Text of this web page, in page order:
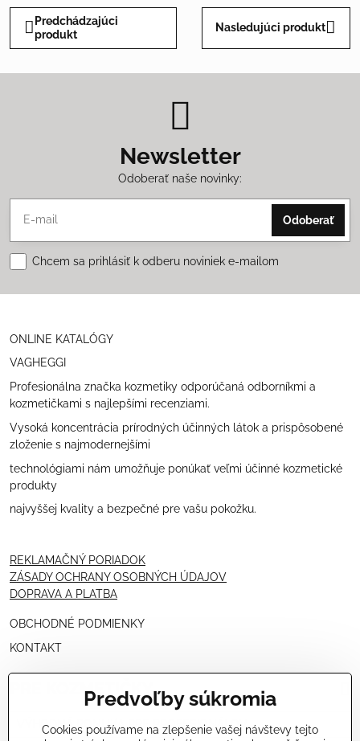
Predchádzajúci
produkt
Nasledujúci produkt
Newsletter
Odoberať naše novinky:
Odoberať
Chcem sa prihlásiť k odberu noviniek e-mailom
ONLINE KATALÓGY
VAGHEGGI
Profesionálna značka kozmetiky odporúčaná odborníkmi a
kozmetičkami s najlepšími recenziami.
Vysoká koncentrácia prírodných účinných látok a prispôsobené
zloženie s najmodernejšími
technológiami nám umožňuje ponúkať veľmi účinné kozmetické
produkty
najvyššej kvality a bezpečné pre vašu pokožku.
REKLAMAČNÝ PORIADOK
ZÁSADY OCHRANY OSOBNÝCH ÚDAJOV
DOPRAVA A PLATBA
OBCHODNÉ PODMIENKY
KONTAKT
PRE KOZMETIČKY
VÝHODNÁ PONUKA PRE PROFESIONÁLOV
Predvoľby súkromia
Cookies používame na zlepšenie vašej návštevy tejto